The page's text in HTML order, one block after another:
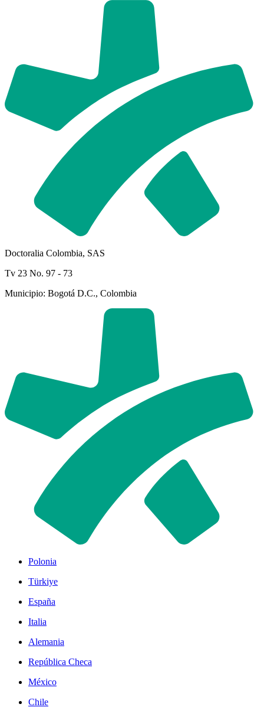
Doctoralia Colombia, SAS
Tv 23 No. 97 - 73
Municipio: Bogotá D.C., Colombia
Polonia
Türkiye
España
Italia
Alemania
República Checa
México
Chile